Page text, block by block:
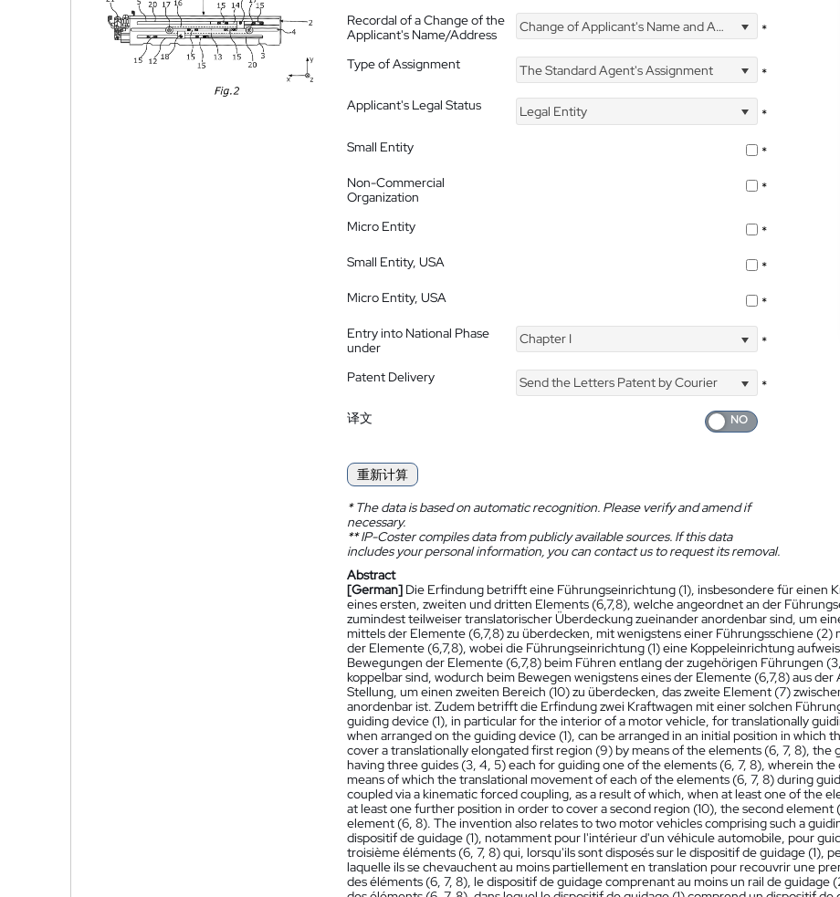
Recordal of a Change of the
Applicant's Name/Address
Change of Applicant's Name and Address *
Type of Assignment The Standard Agent's Assignment
*
Applicant's Legal Status
Legal Entity
*
Small Entity
*
Non-Commercial
Organization
*
Micro Entity
*
Small Entity, USA
*
Micro Entity, USA
*
Entry into National Phase
under
Chapter I *
Patent Delivery Send the Letters Patent by Courier
*
译文
重新计算
*The data is based on automatic recognition. Please verify and amend if
necessary.
**IP-Coster compiles data from publicly available sources. If this data
includes your personal information, you can contact us to request its removal.
Abstract
[German] Die Erfindung betrifft eine Führungseinrichtung (1), insbesondere für einen
eines ersten, zweiten und dritten Elements (6,7,8), welche angeordnet an der
zumindest teilweiser translatorischer Überdeckung zueinander anordenbar sind, um
mittels der Elemente (6,7,8) zu überdecken, mit wenigstens einer Führungsschiene
der Elemente (6,7,8), wobei die Führungseinrichtung (1) eine Koppeleinrichtung
Bewegungen der Elemente (6,7,8) beim Führen entlang der zugehörigen Führungen
koppelbar sind, wodurch beim Bewegen wenigstens eines der Elemente (6,7,8) aus
Stellung, um einen zweiten Bereich (10) zu überdecken, das zweite Element (7)
anordenbar ist. Zudem betrifft die Erfindung zwei Kraftwagen mit einer solchen
guiding device (1), in particular for the interior of a motor vehicle, for translationally
when arranged on the guiding device (1), can be arranged in an initial position in which
cover a translationally elongated first region (9) by means of the elements (6, 7, 8), the
having three guides (3, 4, 5) each for guiding one of the elements (6, 7, 8), wherein
means of which the translational movement of each of the elements (6, 7, 8) during
coupled via a kinematic forced coupling, as a result of which, when at least one of the
at least one further position in order to cover a second region (10), the second
element (6, 8). The invention also relates to two motor vehicles comprising such a
dispositif de guidage (1), notamment pour l'intérieur d'un véhicule automobile, pour
troisième éléments (6, 7, 8) qui, lorsqu'ils sont disposés sur le dispositif de guidage (1),
laquelle ils se chevauchent au moins partiellement en translation pour recouvrir une
des éléments (6, 7, 8), le dispositif de guidage comprenant au moins un rail de